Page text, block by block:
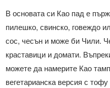
В основата си Као пад е
пилешко, свинско, говеждо
сос, чесън и може би Чили.
краставици и домати.
можете да намерите Као
вегетарианска версия с